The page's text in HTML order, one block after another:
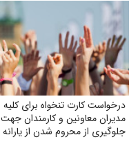
درخواست کارت تنخواه برای کلیه
مدیران معاونین و کارمندان جهت
جلوگیری از محروم شدن از یارانه